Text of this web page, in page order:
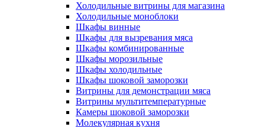
Холодильные витрины для магазина
Холодильные моноблоки
Шкафы винные
Шкафы для вызревания мяса
Шкафы комбинированные
Шкафы морозильные
Шкафы холодильные
Шкафы шоковой заморозки
Витрины для демонстрации мяса
Витрины мультитемпературные
Камеры шоковой заморозки
Молекулярная кухня